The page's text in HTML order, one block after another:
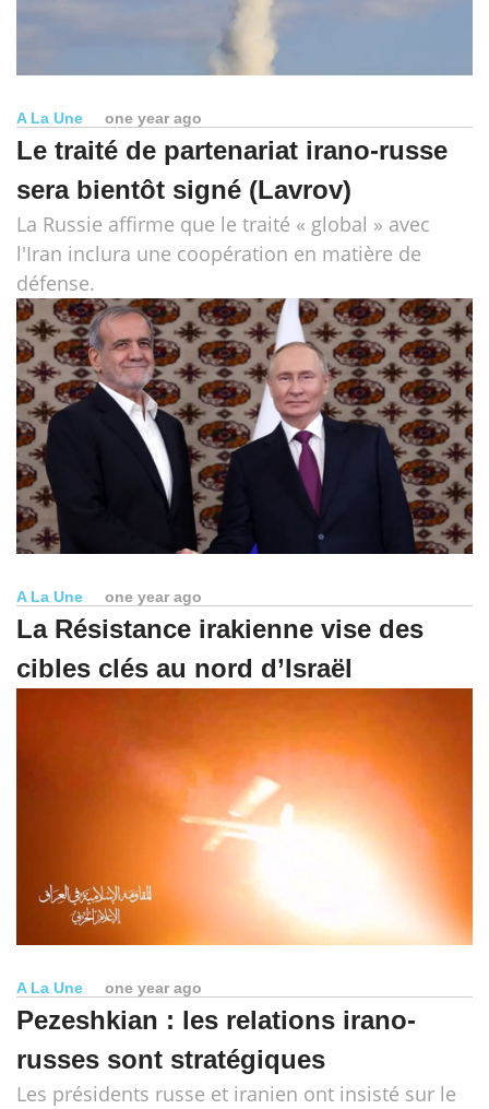
A La Une one year ago
Le traité de partenariat irano-russe
sera bientôt signé (Lavrov)
La Russie affirme que le traité « global » avec
l'Iran inclura une coopération en matière de
défense.
A La Une one year ago
La Résistance irakienne vise des
cibles clés au nord d’Israël
A La Une one year ago
Pezeshkian : les relations irano-
russes sont stratégiques
Les présidents russe et iranien ont insisté sur le